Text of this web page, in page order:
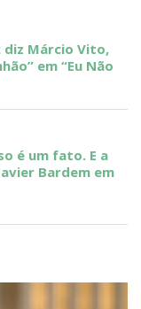
diz Márcio Vito,
em “Eu Não
é um fato. E a
Bardem em